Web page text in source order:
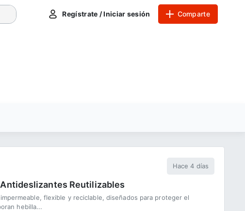
Regístrate / Iniciar sesión Comparte
Hace 4 días
Reutilizables
flexible y reciclable, diseñados para proteger el
hebilla...